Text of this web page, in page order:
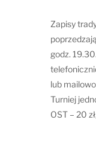
Zapisy
godz.
lub
Turniej
OST – 20